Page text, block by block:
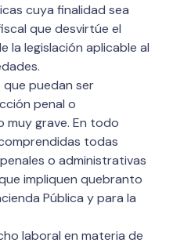
cuya finalidad sea
que desvirtúe el
la legislación aplicable al
que puedan ser
penal o
muy grave. En todo
todas
o administrativas
impliquen quebranto
Pública y para la
laboral en materia de